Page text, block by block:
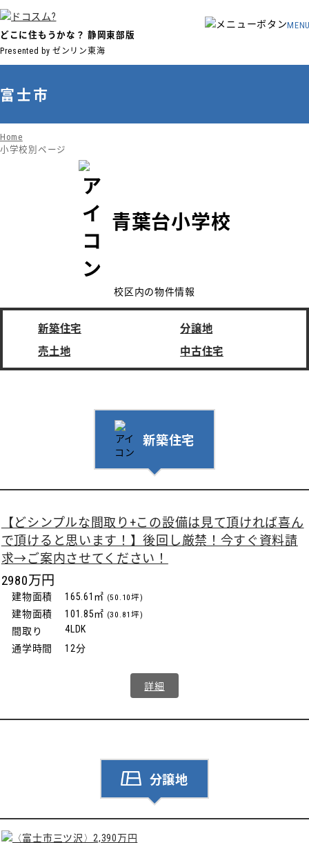
どこに住もうかな？ 静岡東部版
Presented by ゼンリン東海
富士市
Home
小学校別ページ
青葉台小学校
校区内の物件情報
新築住宅
分譲地
売土地
中古住宅
新築住宅
【どシンプルな間取り+この設備は見て頂ければ喜ん
で頂けると思います！】後回し厳禁！今すぐ資料請
求→ご案内させてください！
2980万円
建物面積 165.61㎡ (50.10坪)
建物面積 101.85㎡ (30.81坪)
間取り
4LDK
通学時間
12分
詳細
分譲地